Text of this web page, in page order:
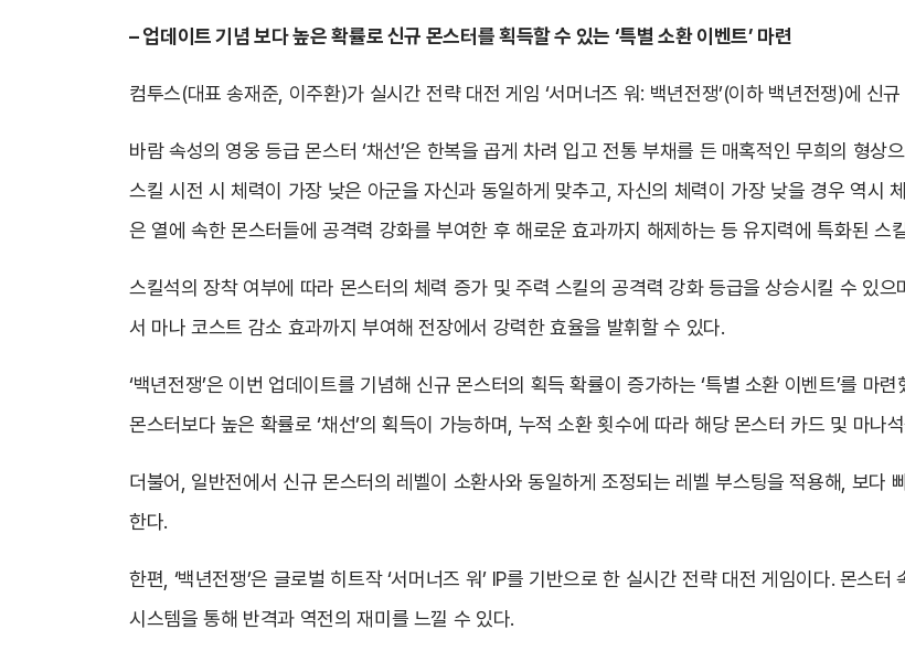
– 업데이트 기념 보다 높은 확률로 신규 몬스터를 획득할 수 있는 ‘특별 소환 이벤트’ 마련
컴투스(대표 송재준, 이주환)가 실시간 전략 대전 게임 ‘서머너즈 워: 백년전쟁’(이하 백년전쟁)에 신
바람 속성의 영웅 등급 몬스터 ‘채선’은 한복을 곱게 차려 입고 전통 부채를 든 매혹적인 무희의 형상
스킬 시전 시 체력이 가장 낮은 아군을 자신과 동일하게 맞추고, 자신의 체력이 가장 낮을 경우 역시
은 열에 속한 몬스터들에 공격력 강화를 부여한 후 해로운 효과까지 해제하는 등 유지력에 특화된 스
스킬석의 장착 여부에 따라 몬스터의 체력 증가 및 주력 스킬의 공격력 강화 등급을 상승시킬 수 있
서 마나 코스트 감소 효과까지 부여해 전장에서 강력한 효율을 발휘할 수 있다.
‘백년전쟁’은 이번 업데이트를 기념해 신규 몬스터의 획득 확률이 증가하는 ‘특별 소환 이벤트’를 마
몬스터보다 높은 확률로 ‘채선’의 획득이 가능하며, 누적 소환 횟수에 따라 해당 몬스터 카드 및 마나
더불어, 일반전에서 신규 몬스터의 레벨이 소환사와 동일하게 조정되는 레벨 부스팅을 적용해, 보다
한다.
한편, ‘백년전쟁’은 글로벌 히트작 ‘서머너즈 워’ IP를 기반으로 한 실시간 전략 대전 게임이다. 몬스
시스템을 통해 반격과 역전의 재미를 느낄 수 있다.